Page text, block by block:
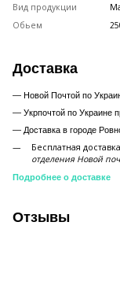
Вид продукции
Обьем
Доставка
— Новой Почтой по
— Укрпочтой по Украине
— Доставка в городе
Бесплатная
отделения Новой
Подробнее о доставке
Отзывы